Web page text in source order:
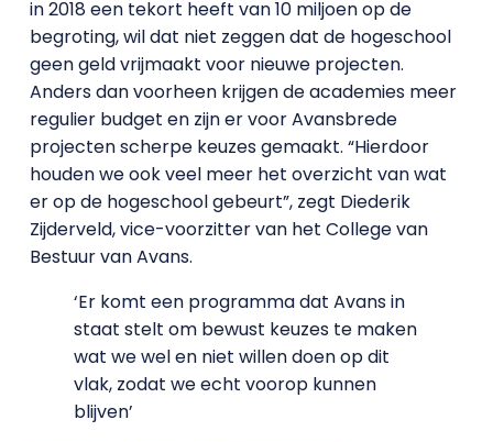
in 2018 een tekort heeft van 10 miljoen op de
begroting, wil dat niet zeggen dat de hogeschool
geen geld vrijmaakt voor nieuwe projecten.
Anders dan voorheen krijgen de academies meer
regulier budget en zijn er voor Avansbrede
projecten scherpe keuzes gemaakt. “Hierdoor
houden we ook veel meer het overzicht van wat
er op de hogeschool gebeurt”, zegt Diederik
Zijderveld, vice-voorzitter van het College van
Bestuur van Avans.
‘Er komt een programma dat Avans in
staat stelt om bewust keuzes te maken
wat we wel en niet willen doen op dit
vlak, zodat we echt voorop kunnen
blijven’